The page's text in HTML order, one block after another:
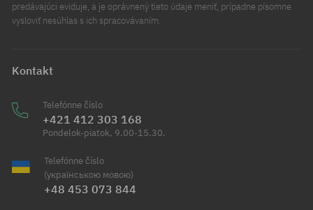
predávajúci eviduje, a je oprávnený tieto údaje meniť, prípadne písomne
vysloviť nesúhlas s ich spracovávaním.
Kontakt
Telefónne číslo
+421 412 303 168
Pondelok-piatok, 9.00-15.30.
Telefónne číslo
(українською мовою)
+48 453 073 844